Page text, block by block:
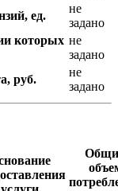
ед.
не
задано
которых не
задано
руб.
не
задано